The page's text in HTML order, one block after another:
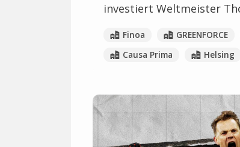
investiert Weltmeister
Finoa GREENFORCE
Causa Prima
Helsing